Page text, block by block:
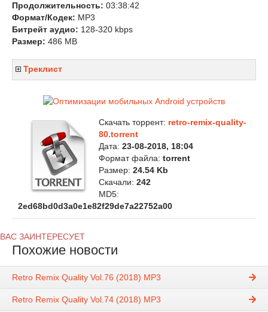
Продолжительность: 03:38:42
Формат/Кодек: MP3
Битрейт аудио: 128-320 kbps
Размер: 486 MB
Треклист
Скачать торрент: retro-remix-quality-
80.torrent
Дата: 23-08-2018, 18:04
Формат файла: torrent
Размер: 24.54 Kb
Скачали: 242
MD5:
2ed68bd0d3a0e1e82f29de7a22752a00
ВАС ЗАИНТЕРЕСУЕТ
Похожие новости
Retro Remix Quality Vol.76 (2018) MP3
Retro Remix Quality Vol.74 (2018) MP3